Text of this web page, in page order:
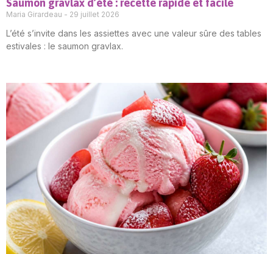
Saumon gravlax d’été : recette rapide et facile
Maria Girardeau 29 juillet 2026
L’été s’invite dans les assiettes avec une valeur sûre des tables
estivales : le saumon gravlax.